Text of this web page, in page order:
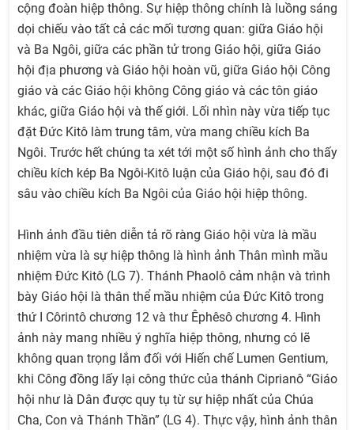
cộng đoàn hiệp thông. Sự hiệp thông chính là luồng sáng
dọi chiếu vào tất cả các mối tương quan: giữa Giáo hội
và Ba Ngôi, giữa các phần tử trong Giáo hội, giữa Giáo
hội địa phương và Giáo hội hoàn vũ, giữa Giáo hội Công
giáo và các Giáo hội không Công giáo và các tôn giáo
khác, giữa Giáo hội và thế giới. Lối nhìn này vừa tiếp tục
đặt Đức Kitô làm trung tâm, vừa mang chiều kích Ba
Ngôi. Trước hết chúng ta xét tới một số hình ảnh cho thấy
chiều kích kép Ba Ngôi-Kitô luận của Giáo hội, sau đó đi
sâu vào chiều kích Ba Ngôi của Giáo hội hiệp thông.
Hình ảnh đầu tiên diễn tả rõ ràng Giáo hội vừa là mầu
nhiệm vừa là sự hiệp thông là hình ảnh Thân mình mầu
nhiệm Đức Kitô (LG 7). Thánh Phaolô cảm nhận và trình
bày Giáo hội là thân thể mầu nhiệm của Đức Kitô trong
thứ I Côrintô chương 12 và thư Êphêsô chương 4. Hình
ảnh này mang nhiều ý nghĩa hiệp thông, nhưng có lẽ
không quan trọng lắm đối với Hiến chế Lumen Gentium,
khi Công đồng lấy lại công thức của thánh Ciprianô “Giáo
hội như là Dân được quy tụ từ sự hiệp nhất của Chúa
Cha, Con và Thánh Thần” (LG 4). Thực vậy, hình ảnh thân